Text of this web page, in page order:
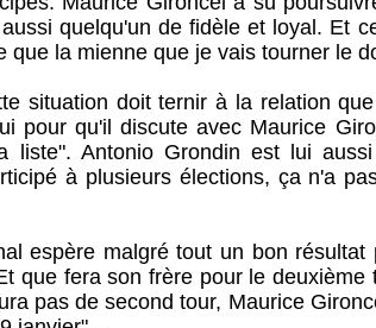
quelqu'un de fidèle et loyal. Et
que la mienne que je vais tourner le
situation doit ternir à la relation
pour qu'il discute avec Maurice
liste". Antonio Grondin est lui
à plusieurs élections, ça n'a
espère malgré tout un bon
que fera son frère pour le
pas de second tour, Maurice